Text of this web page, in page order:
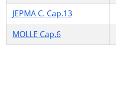
JEPMA C. Cap.13
MOLLE Cap.6